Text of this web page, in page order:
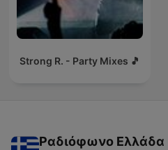
Strong R. - Party Mixes 🎵
Ραδιόφωνο Ελλάδα